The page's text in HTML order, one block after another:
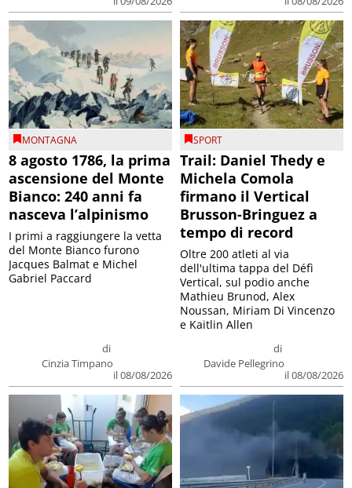
MONTAGNA
8 agosto 1786, la prima
ascensione del Monte
Bianco: 240 anni fa
nasceva l’alpinismo
di
Cinzia Timpano
il 08/08/2026
I primi a raggiungere la vetta
del Monte Bianco furono
Jacques Balmat e Michel
Gabriel Paccard
SPORT
Trail: Daniel Thedy e
Michela Comola
firmano il Vertical
Brusson-Bringuez a
tempo di record
di
Davide Pellegrino
il 08/08/2026
Oltre 200 atleti al via
dell'ultima tappa del Défì
Vertical, sul podio anche
Mathieu Brunod, Alex
Noussan, Miriam Di Vincenzo
e Kaitlin Allen